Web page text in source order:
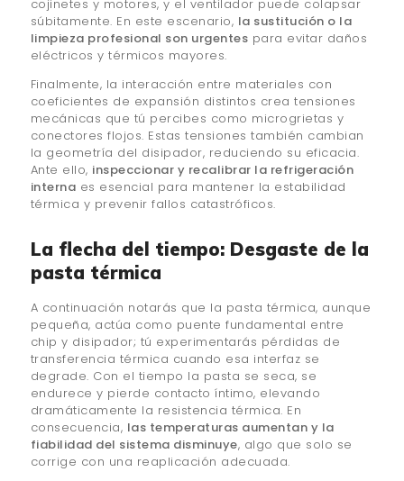
cojinetes y motores, y el ventilador puede colapsar
súbitamente. En este escenario, la sustitución o la
limpieza profesional son urgentes para evitar daños
eléctricos y térmicos mayores.
Finalmente, la interacción entre materiales con
coeficientes de expansión distintos crea tensiones
mecánicas que tú percibes como microgrietas y
conectores flojos. Estas tensiones también cambian
la geometría del disipador, reduciendo su eficacia.
Ante ello, inspeccionar y recalibrar la refrigeración
interna es esencial para mantener la estabilidad
térmica y prevenir fallos catastróficos.
La flecha del tiempo: Desgaste de la
pasta térmica
A continuación notarás que la pasta térmica, aunque
pequeña, actúa como puente fundamental entre
chip y disipador; tú experimentarás pérdidas de
transferencia térmica cuando esa interfaz se
degrade. Con el tiempo la pasta se seca, se
endurece y pierde contacto íntimo, elevando
dramáticamente la resistencia térmica. En
consecuencia, las temperaturas aumentan y la
fiabilidad del sistema disminuye, algo que solo se
corrige con una reaplicación adecuada.